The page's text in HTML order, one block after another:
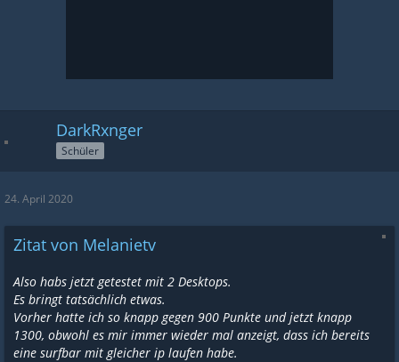
DarkRxnger
Schüler
24. April 2020
Zitat von Melanietv
Also habs jetzt getestet mit 2 Desktops.
Es bringt tatsächlich etwas.
Vorher hatte ich so knapp gegen 900 Punkte und jetzt knapp
1300, obwohl es mir immer wieder mal anzeigt, dass ich bereits
eine surfbar mit gleicher ip laufen habe.